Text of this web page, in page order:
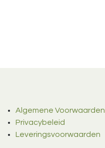
Algemene Voorwaarden
Privacybeleid
Leveringsvoorwaarden